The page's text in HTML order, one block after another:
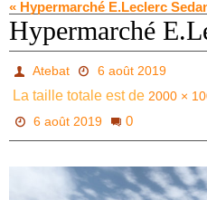
« Hypermarché E.Leclerc
Hypermarché
Atebat 6 août 2019
La taille totale est de 2000 ×
6 août 2019
0